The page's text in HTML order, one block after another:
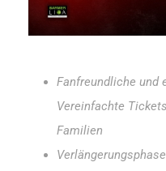
Fanfreundliche und
Vereinfachte
Familien